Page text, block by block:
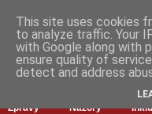
Zprávy Názory
This site uses cookies
to analyze traffic. Your
with Google along with
ensure quality of
detect and address